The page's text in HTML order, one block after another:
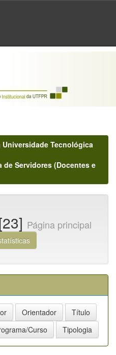
Tecnológica
de Servidores (Docentes e
Página principal